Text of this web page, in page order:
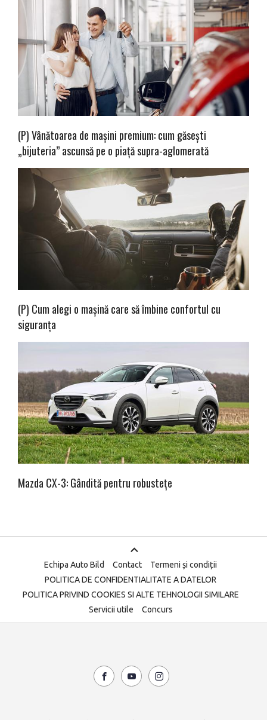
(P) Vânătoarea de mașini premium: cum găsești
„bijuteria” ascunsă pe o piață supra-aglomerată
(P) Cum alegi o mașină care să îmbine confortul cu
siguranța
Mazda CX-3: Gândită pentru robustețe
Echipa Auto Bild Contact
Termeni și condiții
POLITICA DE CONFIDENTIALITATE A DATELOR
POLITICA PRIVIND COOKIES SI ALTE TEHNOLOGII SIMILARE
Servicii utile
Concurs